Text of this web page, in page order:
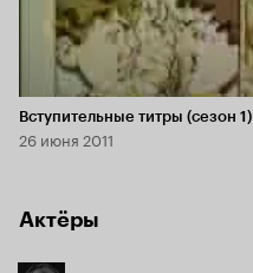
Длительность 36 сек
Вступительные титры (сезон 1)
26 июня 2011
Актёры